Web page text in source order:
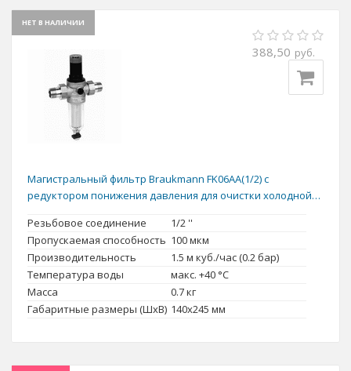
НЕТ В НАЛИЧИИ
388,50 руб.
Магистральный фильтр Braukmann FK06AA(1/2) c
редуктором понижения давления для очистки холодной
Резьбовое соединение
1/2 ''
Пропускаемая способность 100 мкм
Производительность
1.5 м куб./час (0.2 бар)
Температура воды
макс. +40 °C
Масса
0.7 кг
Габаритные размеры (ШxВ) 140x245 мм